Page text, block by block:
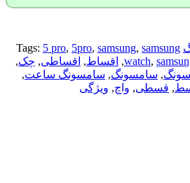
Tags: 5 pro, 5pro, samsung, samsung
watch,
, اقساط, اقساطی, چک,
, سامسونگ, سامسونگ ساعت,
, قسطی, واچ, ویژگی